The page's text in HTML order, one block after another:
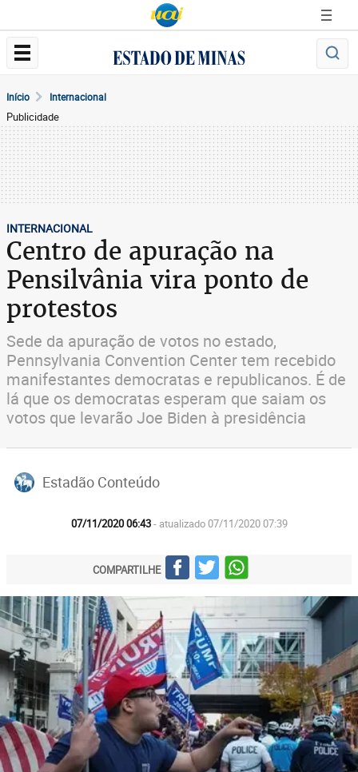
Início Internacional
Publicidade
INTERNACIONAL
Centro de apuração na
Pensilvânia vira ponto de
protestos
Sede da apuração de votos no estado,
Pennsylvania Convention Center tem recebido
manifestantes democratas e republicanos. É de
lá que os democratas esperam que saiam os
votos que levarão Joe Biden à presidência
Estadão Conteúdo
07/11/2020 06:43- atualizado 07/11/2020 07:39
COMPARTILHE